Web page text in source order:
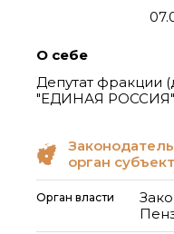
О себе
Депутат фракции
"ЕДИНАЯ РОССИЯ"
орган
Орган власти